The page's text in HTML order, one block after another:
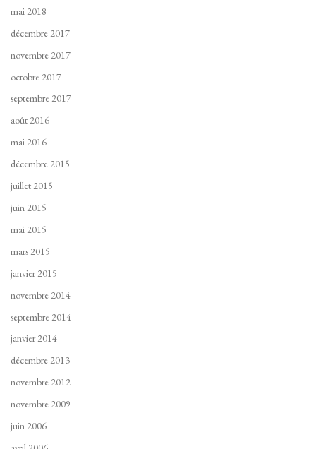
mai 2018
décembre 2017
novembre 2017
octobre 2017
septembre 2017
août 2016
mai 2016
décembre 2015
juillet 2015
juin 2015
mai 2015
mars 2015
janvier 2015
novembre 2014
septembre 2014
janvier 2014
décembre 2013
novembre 2012
novembre 2009
juin 2006